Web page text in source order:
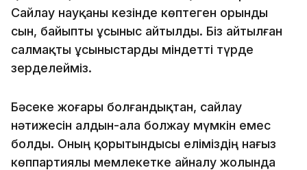
Сайлау науқаны кезінде көптеген орынды
сын, байыпты ұсыныс айтылды. Біз айтылған
салмақты ұсыныстарды міндетті түрде
зерделейміз.
Бәсеке жоғары болғандықтан, сайлау
нәтижесін алдын-ала болжау мүмкін емес
болды. Оның қорытындысы еліміздің нағыз
көппартиялы мемлекетке айналу жолында